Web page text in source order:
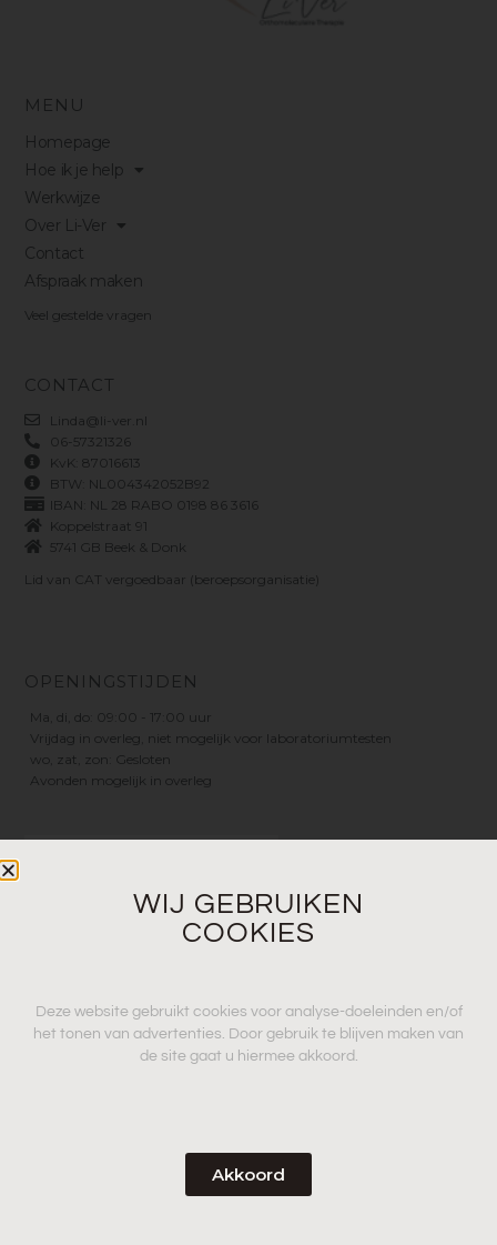
MENU
Homepage
Hoe ik je help
Werkwijze
Over Li-Ver
Contact
Afspraak maken
Veel gestelde vragen
CONTACT
Linda@li-ver.nl
06-57321326
KvK: 87016613
BTW: NL004342052B92
IBAN: NL 28 RABO 0198 86 3616
Koppelstraat 91
5741 GB Beek & Donk
Lid van CAT vergoedbaar (beroepsorganisatie)
OPENINGSTIJDEN
Ma, di, do: 09:00 - 17:00 uur
Vrijdag in overleg, niet mogelijk voor laboratoriumtesten
wo, zat, zon: Gesloten
Avonden mogelijk in overleg
WIJ GEBRUIKEN
COOKIES
Deze website gebruikt cookies voor analyse-doeleinden en/of
het tonen van advertenties. Door gebruik te blijven maken van
de site gaat u hiermee akkoord.
Akkoord